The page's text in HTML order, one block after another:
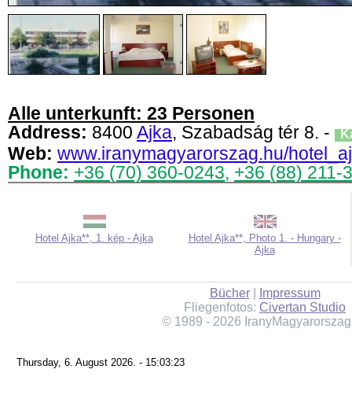
Alle unterkunft: 23 Personen
Address: 8400 Ajka, Szabadság tér 8. -
Web: www.iranymagyarorszag.hu/
Phone: +36 (70) 360-0243, +36 (88) 211-
Hotel Ajka**, 1. kép - Ajka
Hotel Ajka**, Photo 1. - Hungary -
Ajka
Bücher|
Impressum
Fliegenfotos: Civertan Studio
© 1989 - 2026
Thursday, 6. August 2026. - 15:03:23